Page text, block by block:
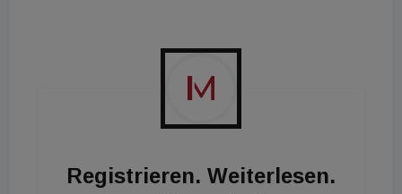
Registrieren. Weiterlesen.